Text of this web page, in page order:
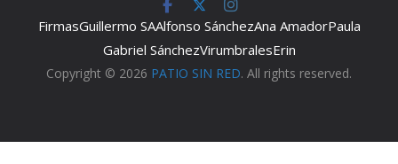
FirmasGuillermo SAAlfonso SánchezAna AmadorPaula
Gabriel SánchezVirumbralesErin
Copyright © 2026 PATIO SIN RED. All rights reserved.